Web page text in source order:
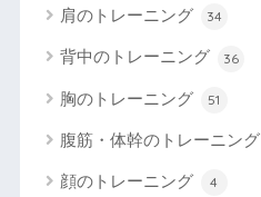
肩のトレーニング 34
背中のトレーニング 36
胸のトレーニング 51
腹筋・体幹のトレーニング
顔のトレーニング 4